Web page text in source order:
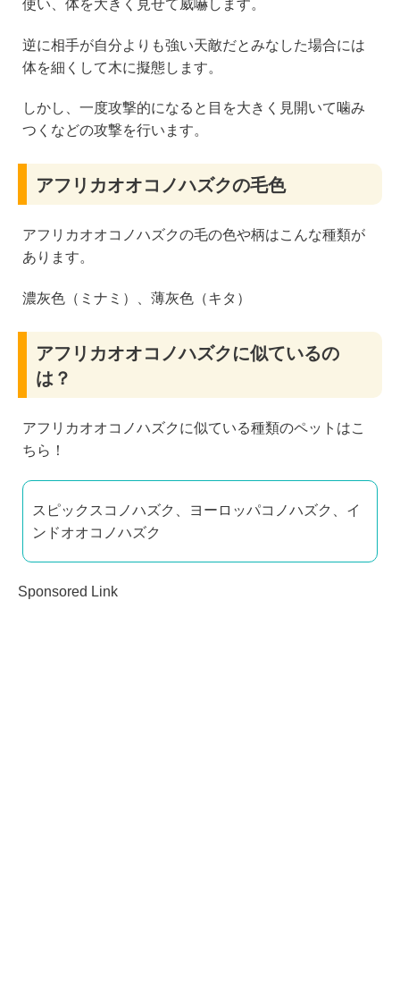
使い、体を大きく見せて威嚇します。
逆に相手が自分よりも強い天敵だとみなした場合には
体を細くして木に擬態します。
しかし、一度攻撃的になると目を大きく見開いて噛み
つくなどの攻撃を行います。
アフリカオオコノハズクの毛色
アフリカオオコノハズクの毛の色や柄はこんな種類が
あります。
濃灰色（ミナミ）、薄灰色（キタ）
アフリカオオコノハズクに似ているの
は？
アフリカオオコノハズクに似ている種類のペットはこ
ちら！
スピックスコノハズク、ヨーロッパコノハズク、イ
ンドオオコノハズク
Sponsored Link